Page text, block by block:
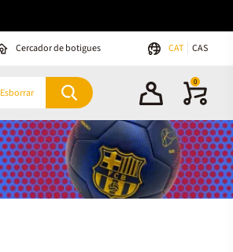
Cercador de botigues CAT CAS
Esborrar
0